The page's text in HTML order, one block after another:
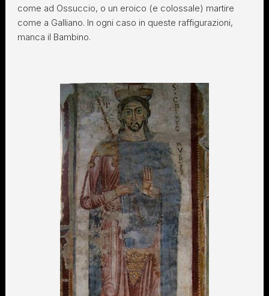
come ad Ossuccio, o un eroico (e colossale) martire
come a Galliano. In ogni caso in queste raffigurazioni,
manca il Bambino.